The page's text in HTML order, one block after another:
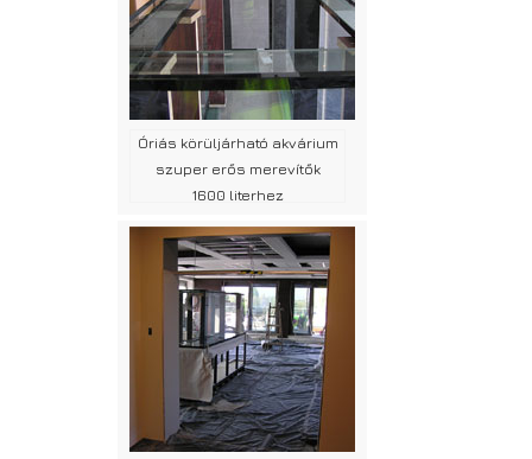
Óriás körüljárható akvárium
szuper erős merevítők
1600 literhez